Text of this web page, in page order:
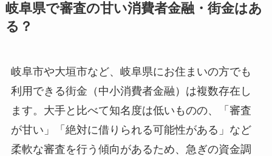
岐阜県で審査の甘い消費者金融・街金はあ
る？
岐阜市や大垣市など、岐阜県にお住まいの方でも
利用できる街金（中小消費者金融）は複数存在し
ます。大手と比べて知名度は低いものの、「審査
が甘い」「絶対に借りられる可能性がある」など
柔軟な審査を行う傾向があるため、急ぎの資金調